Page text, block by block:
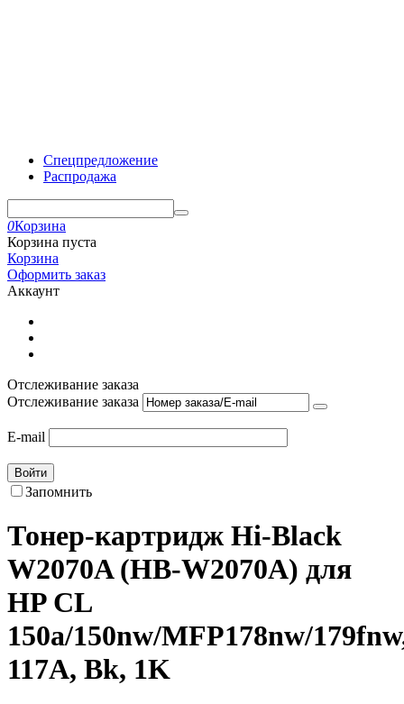
Спецпредложение
Распродажа
0Корзина
Корзина пуста
Корзина
Оформить заказ
Аккаунт
Отслеживание заказа
Отслеживание заказа
E-mail
Войти
Запомнить
Тонер-картридж Hi-Black
W2070A (HB-W2070A) для
HP CL
150a/150nw/MFP178nw/
117A, Bk, 1K